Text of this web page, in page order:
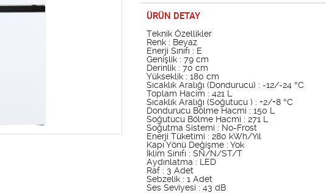
ÜRÜN DETAY
Teknik Özellikler
Renk : Beyaz
Enerji Sınıfı : E
Genişlik : 79 cm
Derinlik : 70 cm
Yükseklik : 180 cm
Sıcaklık Aralığı (Dondurucu) : -12/-24 °C
Toplam Hacim : 421 L
Sıcaklık Aralığı (Soğutucu ) : +2/+8 °C
Dondurucu Bölme Hacmi : 150 L
Soğutucu Bölme Hacmi : 271 L
Soğutma Sistemi : No-Frost
Enerji Tüketimi : 280 kWh/Yıl
Kapı Yönü Değişme : Yok
İklim Sınıfı : SN/N/ST/T
Aydınlatma : LED
Raf : 3 Adet
Sebzelik : 1 Adet
Ses Seviyesi : 43 dB